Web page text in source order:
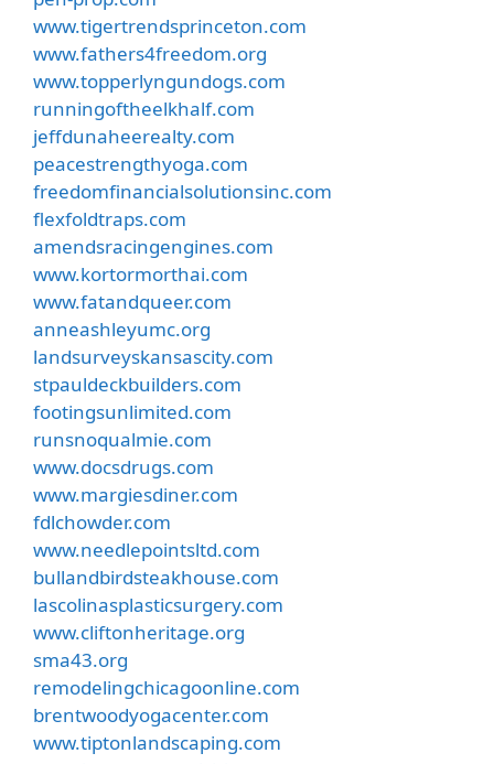
www.tigertrendsprinceton.com
www.fathers4freedom.org
www.topperlyngundogs.com
runningoftheelkhalf.com
jeffdunaheerealty.com
peacestrengthyoga.com
freedomfinancialsolutionsinc.com
flexfoldtraps.com
amendsracingengines.com
www.kortormorthai.com
www.fatandqueer.com
anneashleyumc.org
landsurveyskansascity.com
stpauldeckbuilders.com
footingsunlimited.com
runsnoqualmie.com
www.docsdrugs.com
www.margiesdiner.com
fdlchowder.com
www.needlepointsltd.com
bullandbirdsteakhouse.com
lascolinasplasticsurgery.com
www.cliftonheritage.org
sma43.org
remodelingchicagoonline.com
brentwoodyogacenter.com
www.tiptonlandscaping.com